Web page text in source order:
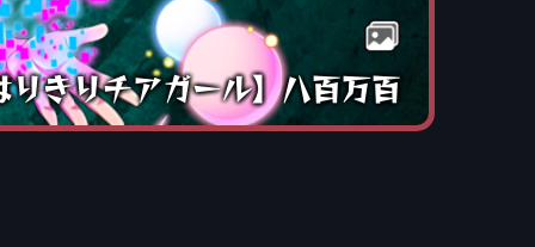
りきりチアガール】八百万百